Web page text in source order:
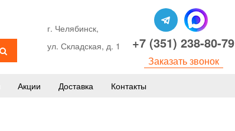
г. Челябинск,
ул. Складская, д. 1
+7 (351) 238-80-79
Заказать звонок
Акции Доставка Контакты